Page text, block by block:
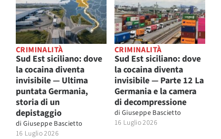
CRIMINALITÀ
Sud Est siciliano: dove
la cocaina diventa
invisibile — Ultima
puntata Germania,
storia di un
depistaggio
di Giuseppe Bascietto
16 Luglio 2026
CRIMINALITÀ
Sud Est siciliano: dove
la cocaina diventa
invisibile — Parte 12 La
Germania e la camera
di decompressione
di Giuseppe Bascietto
16 Luglio 2026